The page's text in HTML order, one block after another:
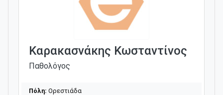
Καρακασνάκης Κωσταντίνος
Παθολόγος
Πόλη: Ορεστιάδα